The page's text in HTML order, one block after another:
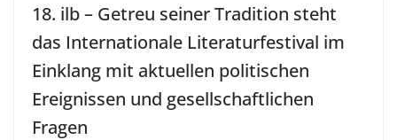
18. ilb – Getreu seiner Tradition steht
das Internationale Literaturfestival im
Einklang mit aktuellen politischen
Ereignissen und gesellschaftlichen
Fragen